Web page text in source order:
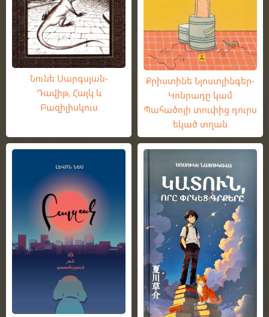
Նունե Սարգսյան-
Դավիթ, Հայկ և
Բազիլիսկուս
Քրիստինե Նյոստլինգեր-
Կոնրադը կամ
Պահածոյի տուփից դուրս
եկած տղան